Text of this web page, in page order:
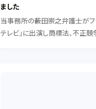
ました
当事務所の藪田崇之弁護士がフ
テレビ」に出演し商標法、不正